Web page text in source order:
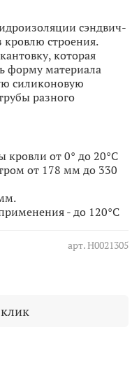
арт.Н0021305
сэндвич-
кровлю строения.
которая
форму материала
силиконовую
разного
кровли от 0° до 20°С
от 178 мм до 330
- до 120°С